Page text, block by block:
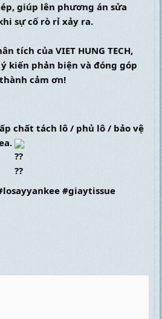
giúp lên phương án sửa
sự cố rò rỉ xảy ra.
tích của VIET HUNG TECH,
kiến phản biện và đóng góp
cảm ơn!
chất tách lô / phủ lô / bảo vệ
#giaytissue